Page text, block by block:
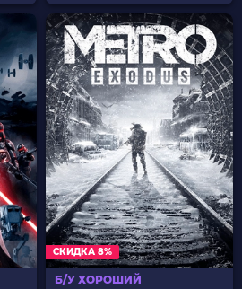
СКИДКА 8%
Б/У ХОРОШИЙ